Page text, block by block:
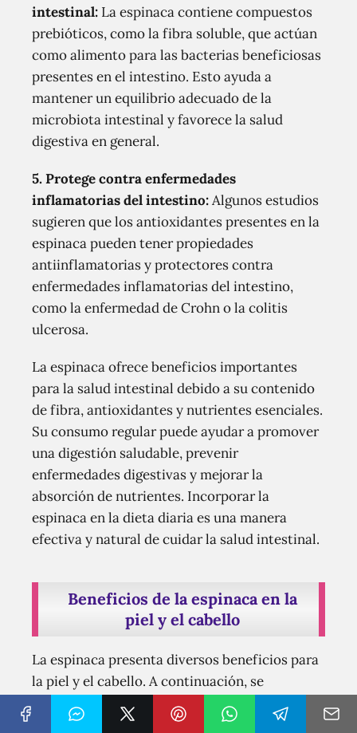
intestinal: La espinaca contiene compuestos
prebióticos, como la fibra soluble, que actúan
como alimento para las bacterias beneficiosas
presentes en el intestino. Esto ayuda a
mantener un equilibrio adecuado de la
microbiota intestinal y favorece la salud
digestiva en general.
5.Protege contra enfermedades
inflamatorias del intestino:Algunos estudios
sugieren que los antioxidantes presentes en la
espinaca pueden tener propiedades
antiinflamatorias y protectores contra
enfermedades inflamatorias del intestino,
como la enfermedad de Crohn o la colitis
ulcerosa.
La espinaca ofrece beneficios importantes
para la salud intestinal debido a su contenido
de fibra, antioxidantes y nutrientes esenciales.
Su consumo regular puede ayudar a promover
una digestión saludable, prevenir
enfermedades digestivas y mejorar la
absorción de nutrientes. Incorporar la
espinaca en la dieta diaria es una manera
efectiva y natural de cuidar la salud intestinal.
Beneficios de la espinaca en la
piel y el cabello
La espinaca presenta diversos beneficios para
la piel y el cabello. A continuación, se
mencionan algunos de ellos: